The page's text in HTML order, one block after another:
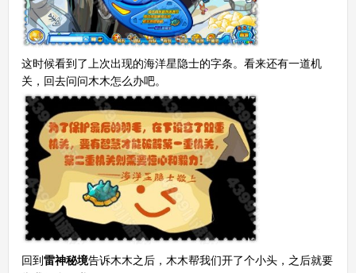
这时候看到了上次出现的海洋星隐士的字条。看来还有一道机
关，回去问问木木怎么办吧。
回到雷神秘境告诉木木之后，木木帮我们开了个小头，之后就要